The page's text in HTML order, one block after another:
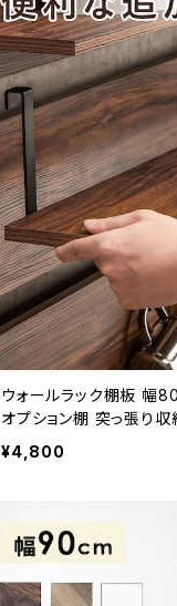
ウォールラック棚板 幅
オプション棚 突っ張り
え
¥4,800